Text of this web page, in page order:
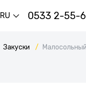
RU 0533 2-55-
Закуски